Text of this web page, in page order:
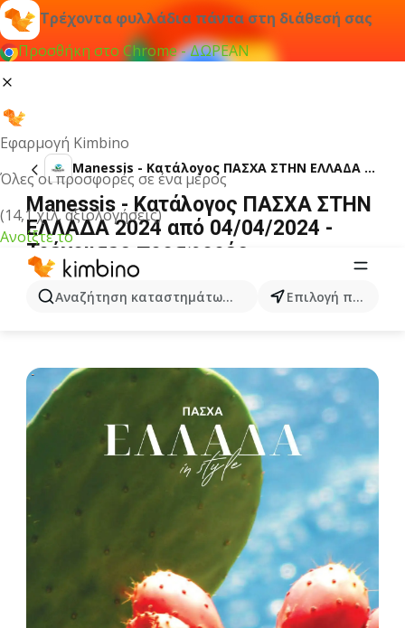
Τρέχοντα φυλλάδια πάντα στη διάθεσή σας
Προσθήκη στο Chrome - ΔΩΡΕΑΝ
Εφαρμογή Kimbino
Όλες οι προσφορές σε ένα μέρος
(14,1 χιλ. αξιολογήσεις)
Ανοίξτε το
Αναζήτηση καταστημάτων, κατηγοριών, προϊόντων...
Επιλογή πόλης
Manessis - Kατάλογος ΠΑΣΧΑ ΣΤΗΝ ΕΛΛΑΔΑ 2024
Manessis - Kατάλογος ΠΑΣΧΑ ΣΤΗΝ
ΕΛΛΑΔΑ 2024 από 04/04/2024 -
Τρέχουσες προσφορές